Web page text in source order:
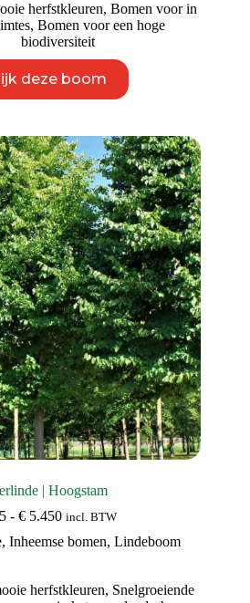
herfstkleuren, Bomen voor in
,Bomen voor een hoge
biodiversiteit
deze boom
product
heeft
Deze
optie
kan
gekozen
worden
op
de
productpagina
| Hoogstam
- €5.450Prijsklasse:
tot
incl. BTW
, Inheemse bomen, Lindeboom
herfstkleuren, Snelgroeiende